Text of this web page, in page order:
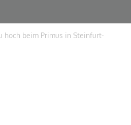
hoch beim Primus in Steinfurt-